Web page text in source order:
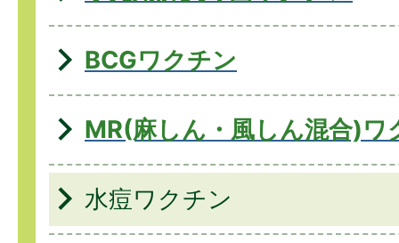
BCGワクチン
MR(麻しん・風しん混合)ワ
水痘ワクチン